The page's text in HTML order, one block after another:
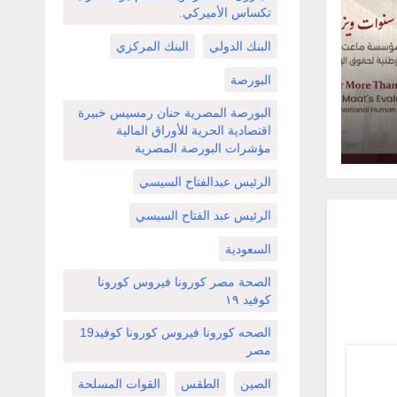
تكساس الأميركي.
البنك الدولي البنك المركزي
البورصة
البورصة المصرية حنان رمسيس خبيرة
اقتصادية الحرية للأوراق المالية
مؤشرات البورصة المصرية
الرئيس عبدالفتاح السيسي
الرئيس عبد الفتاح السيسي
السعودية
الصحة مصر كورونا فيروس كورونا
كوفيد ١٩
الصحه كورونا فيروس كورونا كوفيد19
مصر
الصين الطقس القوات المسلحة